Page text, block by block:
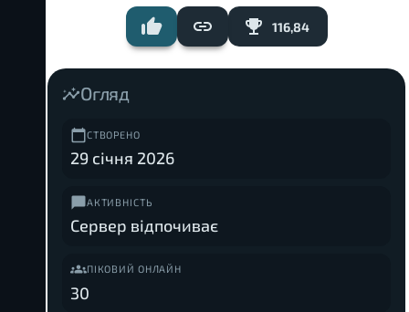
116,84
Огляд
СТВОРЕНО
29 січня 2026
АКТИВНІСТЬ
Сервер відпочиває
ПІКОВИЙ ОНЛАЙН
30